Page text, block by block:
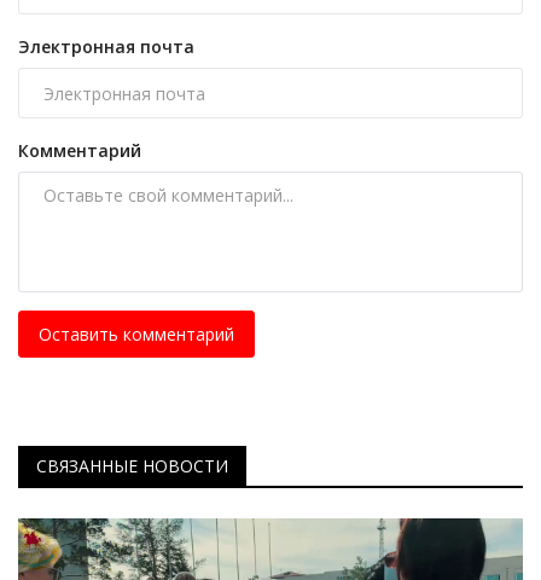
Электронная почта
Комментарий
Оставить комментарий
СВЯЗАННЫЕ НОВОСТИ